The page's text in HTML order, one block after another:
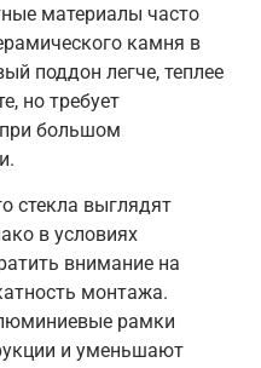
материалы часто
камня в
поддон легче, теплее
но требует
большом
стекла выглядят
в условиях
внимание на
монтажа.
рамки
и уменьшают